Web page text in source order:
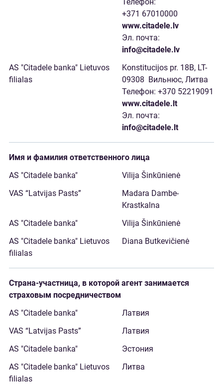
+371 67010000
www.citadele.lv
Эл. почта:
info@citadele.lv
Konstitucijos pr. 18B, LT-
09308 Вильнюс, Литва
Телефон: +370 52219091
www.citadele.lt
Эл. почта:
info@citadele.lt
Имя и фамилия ответственного лица
Vilija Šinkūnienė
Madara Dambe-
Krastkalna
Vilija Šinkūnienė
Diana Butkevičienė
Страна-участница, в которой агент занимается
страховым посредничеством
Латвия
Латвия
Эстония
Литва